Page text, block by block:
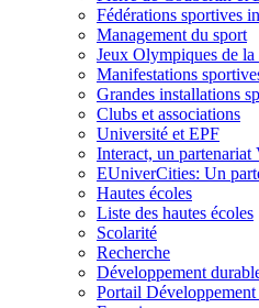
Fédérations sportives
Management du sport
Jeux Olympiques de la
Manifestations
Grandes installations
Clubs et associations
Université et EPF
Interact, un
EUniverCities: Un
Hautes écoles
Liste des hautes écoles
Scolarité
Recherche
Développement
Portail